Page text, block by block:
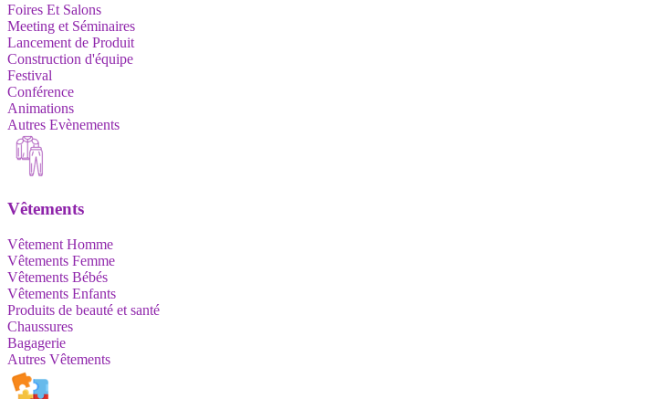
Foires Et Salons
Meeting et Séminaires
Lancement de Produit
Construction d'équipe
Festival
Conférence
Animations
Autres Evènements
Vêtements
Vêtement Homme
Vêtements Femme
Vêtements Bébés
Vêtements Enfants
Produits de beauté et santé
Chaussures
Bagagerie
Autres Vêtements